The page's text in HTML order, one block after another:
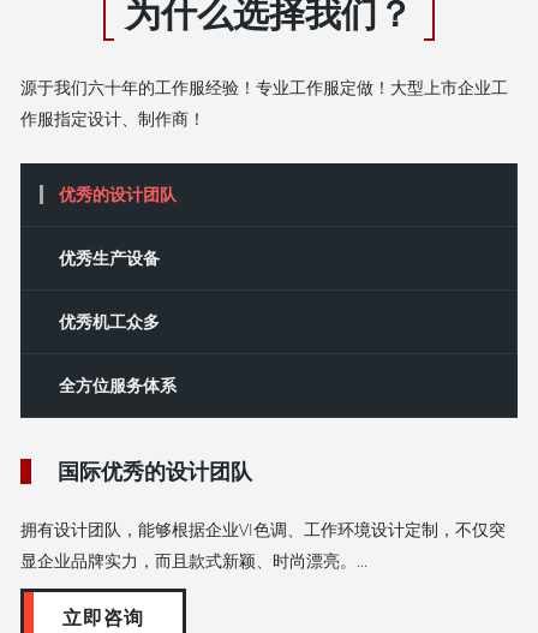
为什么选择我们？
源于我们六十年的工作服经验！专业工作服定做！大型上市企业工
作服指定设计、制作商！
优秀的设计团队
‌优秀‌生产设备
优秀机工众多
全方位服务体系
国际优秀的设计团队
拥有设计团队，能够根据企业VI色调、工作环境设计定制，不仅突
显企业品牌实力，而且款式新颖、时尚漂亮。...
立即咨询